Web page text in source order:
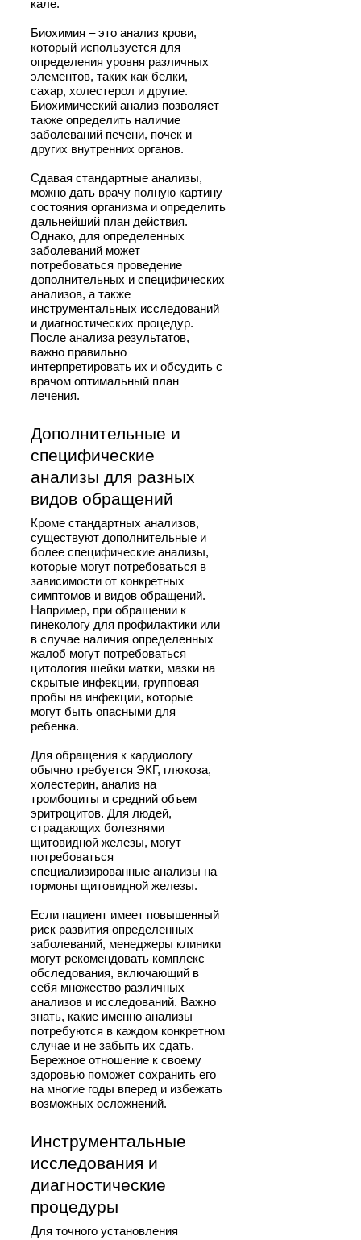
кале.
Биохимия – это анализ крови,
который используется для
определения уровня различных
элементов, таких как белки,
сахар, холестерол и другие.
Биохимический анализ позволяет
также определить наличие
заболеваний печени, почек и
других внутренних органов.
Сдавая стандартные анализы,
можно дать врачу полную картину
состояния организма и определить
дальнейший план действия.
Однако, для определенных
заболеваний может
потребоваться проведение
дополнительных и специфических
анализов, а также
инструментальных исследований
и диагностических процедур.
После анализа результатов,
важно правильно
интерпретировать их и обсудить с
врачом оптимальный план
лечения.
Дополнительные и
специфические
анализы для разных
видов обращений
Кроме стандартных анализов,
существуют дополнительные и
более специфические анализы,
которые могут потребоваться в
зависимости от конкретных
симптомов и видов обращений.
Например, при обращении к
гинекологу для профилактики или
в случае наличия определенных
жалоб могут потребоваться
цитология шейки матки, мазки на
скрытые инфекции, групповая
пробы на инфекции, которые
могут быть опасными для
ребенка.
Для обращения к кардиологу
обычно требуется ЭКГ, глюкоза,
холестерин, анализ на
тромбоциты и средний объем
эритроцитов. Для людей,
страдающих болезнями
щитовидной железы, могут
потребоваться
специализированные анализы на
гормоны щитовидной железы.
Если пациент имеет повышенный
риск развития определенных
заболеваний, менеджеры клиники
могут рекомендовать комплекс
обследования, включающий в
себя множество различных
анализов и исследований. Важно
знать, какие именно анализы
потребуются в каждом конкретном
случае и не забыть их сдать.
Бережное отношение к своему
здоровью поможет сохранить его
на многие годы вперед и избежать
возможных осложнений.
Инструментальные
исследования и
диагностические
процедуры
Для точного установления